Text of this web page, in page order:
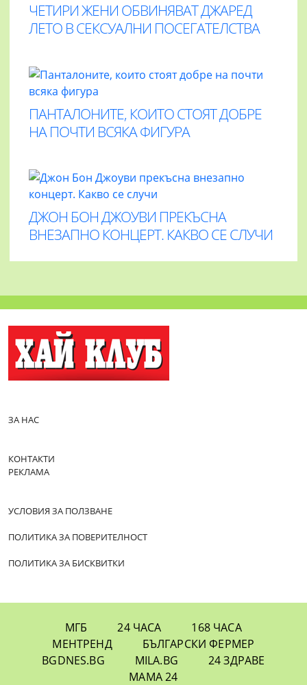
ЧЕТИРИ ЖЕНИ ОБВИНЯВАТ ДЖАРЕД
ЛЕТО В СЕКСУАЛНИ ПОСЕГАТЕЛСТВА
ПАНТАЛОНИТЕ, КОИТО СТОЯТ ДОБРЕ
НА ПОЧТИ ВСЯКА ФИГУРА
ДЖОН БОН ДЖОУВИ ПРЕКЪСНА
ВНЕЗАПНО КОНЦЕРТ. КАКВО СЕ СЛУЧИ
ЗА НАС
КОНТАКТИ
РЕКЛАМА
УСЛОВИЯ ЗА ПОЛЗВАНЕ
ПОЛИТИКА ЗА ПОВЕРИТЕЛНОСТ
ПОЛИТИКА ЗА БИСКВИТКИ
МГБ 24 ЧАСА
168 ЧАСА
МЕНТРЕНД
БЪЛГАРСКИ ФЕРМЕР
BGDNES.BG
MILA.BG
24 ЗДРАВЕ
МАМА 24